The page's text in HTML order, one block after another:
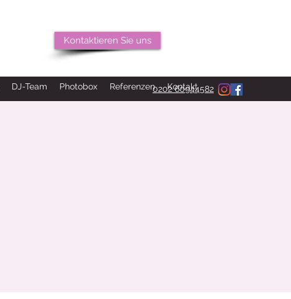
Kontaktieren Sie uns
DJ-Team Photobox Referenzen Kontakt
0202 60944582